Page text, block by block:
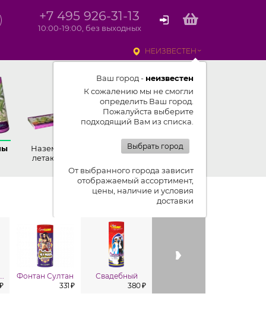
+7 495 926-31-13
10:00-19:00, без выходных
НЕИЗВЕСТЕН
Ваш город - неизвестен
К сожалению мы не смогли
определить Ваш город.
Пожалуйста выберите
подходящий Вам из списка.
Выбрать город
От выбранного города зависит
отображаемый ассортимент,
цены, наличие и условия
доставки
Наземные,
летающие
Петарды
Показывать ленту изделий
Брюлики (в уп. 4 шт.)
Фонтан Султан
331 ₽
Свадебный
380 ₽